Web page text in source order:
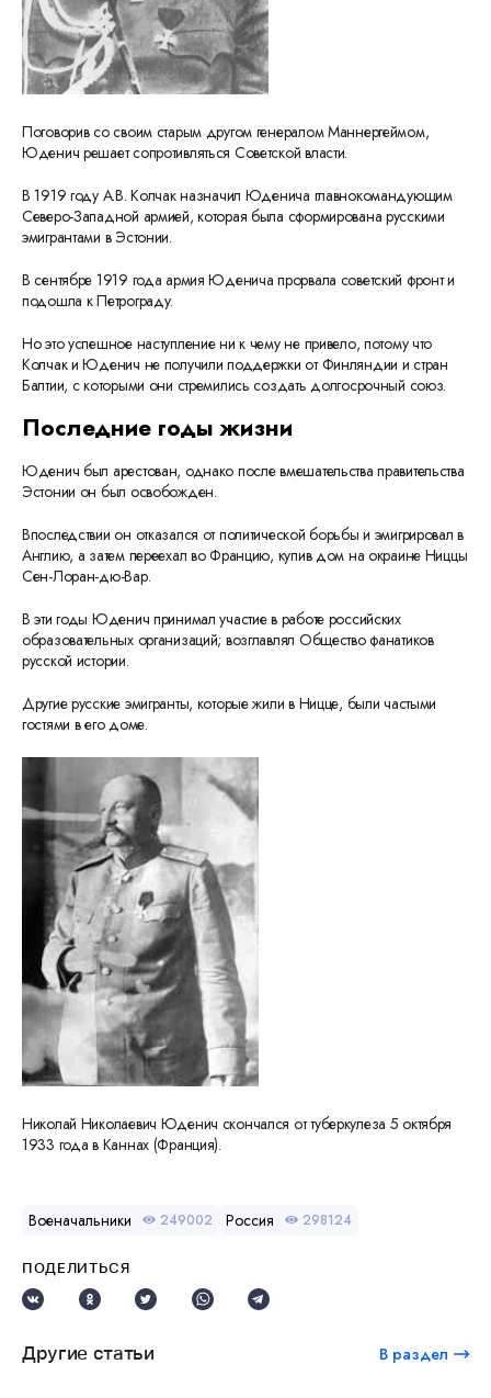
Поговорив со своим старым другом генералом Маннергеймом,
Юденич решает сопротивляться Cоветской власти.
В 1919 году А.В. Колчак назначил Юденича главнокомандующим
Северо-Западной армией, которая была сформирована русскими
эмигрантами в Эстонии.
В сентябре 1919 года армия Юденича прорвала советский фронт и
подошла к Петрограду.
Но это успешное наступление ни к чему не привело, потому что
Колчак и Юденич не получили поддержки от Финляндии и стран
Балтии, с которыми они стремились создать долгосрочный союз.
Последние годы жизни
Юденич был арестован, однако после вмешательства правительства
Эстонии он был освобожден.
Впоследствии он отказался от политической борьбы и эмигрировал в
Англию, а затем переехал во Францию, купив дом на окраине Ниццы
Сен-Лоран-дю-Вар.
В эти годы Юденич принимал участие в работе российских
образовательных организаций; возглавлял Общество фанатиков
русской истории.
Другие русские эмигранты, которые жили в Ницце, были частыми
гостями в его доме.
Николай Николаевич Юденич скончался от туберкулеза 5 октября
1933 года в Каннах (Франция).
Военачальники 249002 Россия 298124
ПОДЕЛИТЬСЯ
Другие статьи В раздел